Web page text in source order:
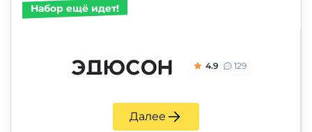
Набор ещё идет!
4.9 129
Далее